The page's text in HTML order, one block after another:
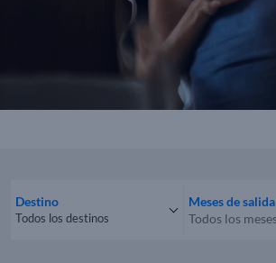
Destino
Todos los destinos
Meses de salida